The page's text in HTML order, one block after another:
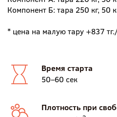
Компонент Б: тара 250 кг, 50
* цена на малую тару +837
Время старта
50–60 сек
Плотность при